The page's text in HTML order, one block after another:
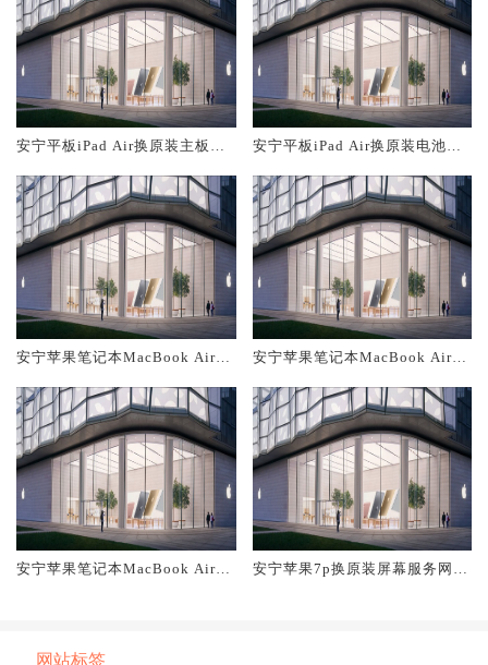
安宁平板iPad Air换原装主板维
安宁平板iPad Air换原装电池维
安宁苹果笔记本MacBook Air换
安宁苹果笔记本MacBook Air换
安宁苹果笔记本MacBook Air换
安宁苹果7p换原装屏幕服务网点
网站标签